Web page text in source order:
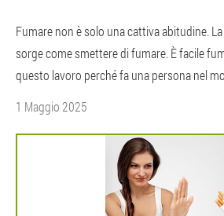
Fumare non è solo una cattiva abitudine.
sorge come smettere di fumare. È facile
questo lavoro perché fa una persona nel
1 Maggio 2025